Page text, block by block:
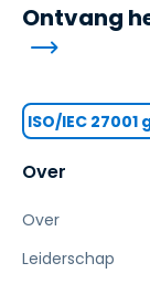
Over
Over
Leiderschap
Ontvang
ISO/IEC